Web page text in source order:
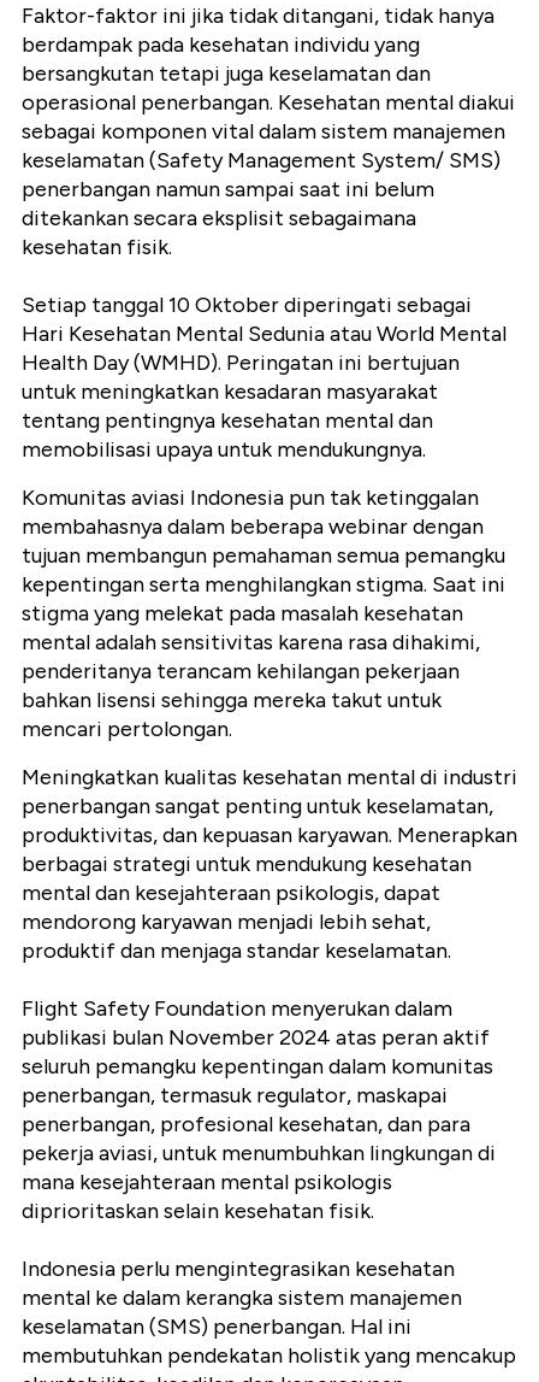
Faktor-faktor ini jika tidak ditangani, tidak hanya
berdampak pada kesehatan individu yang
bersangkutan tetapi juga keselamatan dan
operasional penerbangan. Kesehatan mental diakui
sebagai komponen vital dalam sistem manajemen
keselamatan (Safety Management System/ SMS)
penerbangan namun sampai saat ini belum
ditekankan secara eksplisit sebagaimana
kesehatan fisik.
Setiap tanggal 10 Oktober diperingati sebagai
Hari Kesehatan Mental Sedunia atau World Mental
Health Day (WMHD). Peringatan ini bertujuan
untuk meningkatkan kesadaran masyarakat
tentang pentingnya kesehatan mental dan
memobilisasi upaya untuk mendukungnya.
Komunitas aviasi Indonesia pun tak ketinggalan
membahasnya dalam beberapa webinar dengan
tujuan membangun pemahaman semua pemangku
kepentingan serta menghilangkan stigma. Saat ini
stigma yang melekat pada masalah kesehatan
mental adalah sensitivitas karena rasa dihakimi,
penderitanya terancam kehilangan pekerjaan
bahkan lisensi sehingga mereka takut untuk
mencari pertolongan.
Meningkatkan kualitas kesehatan mental di industri
penerbangan sangat penting untuk keselamatan,
produktivitas, dan kepuasan karyawan. Menerapkan
berbagai strategi untuk mendukung kesehatan
mental dan kesejahteraan psikologis, dapat
mendorong karyawan menjadi lebih sehat,
produktif dan menjaga standar keselamatan.
Flight Safety Foundation menyerukan dalam
publikasi bulan November 2024 atas peran aktif
seluruh pemangku kepentingan dalam komunitas
penerbangan, termasuk regulator, maskapai
penerbangan, profesional kesehatan, dan para
pekerja aviasi, untuk menumbuhkan lingkungan di
mana kesejahteraan mental psikologis
diprioritaskan selain kesehatan fisik.
Indonesia perlu mengintegrasikan kesehatan
mental ke dalam kerangka sistem manajemen
keselamatan (SMS) penerbangan. Hal ini
membutuhkan pendekatan holistik yang mencakup